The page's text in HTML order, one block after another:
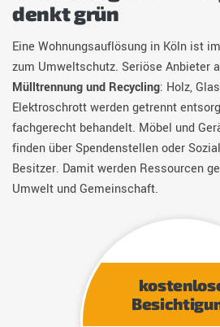
denkt grün
Eine Wohnungsauflösung in Köln ist
zum Umweltschutz. Seriöse Anbieter
Mülltrennung und Recycling: Holz,
Elektroschrott werden getrennt
fachgerecht behandelt. Möbel und
finden über Spendenstellen oder
Besitzer. Damit werden Ressourcen
Umwelt und Gemeinschaft.